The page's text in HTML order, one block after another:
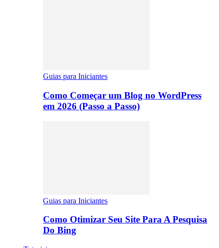
Guias para Iniciantes
Como Começar um Blog no WordPress
em 2026 (Passo a Passo)
Guias para Iniciantes
Como Otimizar Seu Site Para A Pesquisa
Do Bing